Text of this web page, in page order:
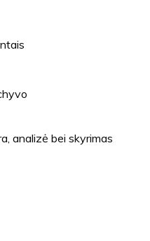
analizė bei skyrimas